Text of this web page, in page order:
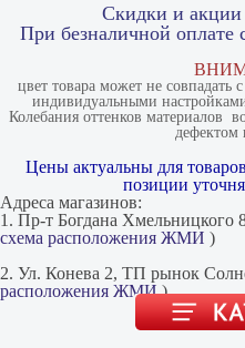
Скидки и
При безналичной оплате
цвет товара может не совпадать
индивидуальными
Колебания оттенков материалов​
дефектом
Цены актуальны для
позиции
Адреса магазинов:
1. Пр-т Богдана Хмельницкого
схема расположения ЖМИ )
2. Ул. Конева 2, ТП рынок
расположения ЖМИ)